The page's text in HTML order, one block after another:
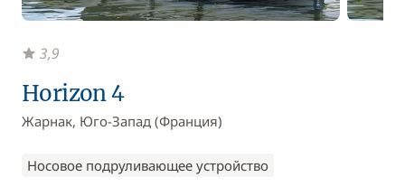
Horizon 4
Жарнак, Юго-Запад (Франция)
Носовое подруливающее устройство
3,9